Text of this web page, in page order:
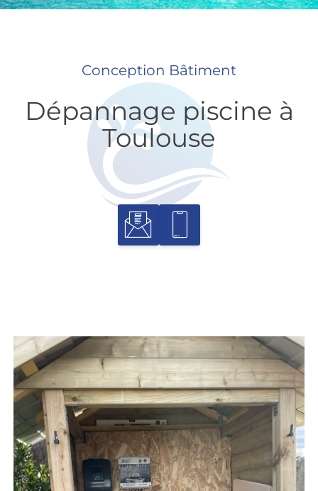
Conception Bâtiment
Dépannage piscine à
Toulouse